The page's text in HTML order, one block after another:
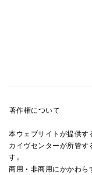
著作権について
本ウェブサイトが提供す
カイヴセンターが所管
す。
商用・非商用にかかわら